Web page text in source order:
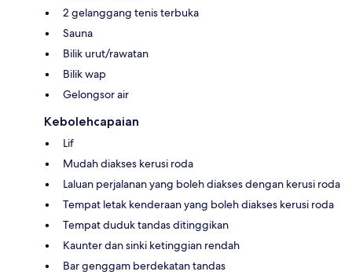
2 gelanggang tenis terbuka
Sauna
Bilik urut/rawatan
Bilik wap
Gelongsor air
Kebolehcapaian
Lif
Mudah diakses kerusi roda
Laluan perjalanan yang boleh diakses dengan kerusi roda
Tempat letak kenderaan yang boleh diakses kerusi roda
Tempat duduk tandas ditinggikan
Kaunter dan sinki ketinggian rendah
Bar genggam berdekatan tandas